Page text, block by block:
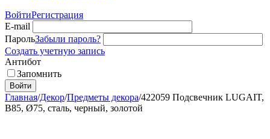
ВойтиРегистрация
E-mail
ПарольЗабыли пароль?
Создать учетную запись
Антибот
Запомнить
Войти
Главная/Декор/Предметы декора/422059 Подсвечник LUGAIT,
B85, Ø75, сталь, черный, золотой